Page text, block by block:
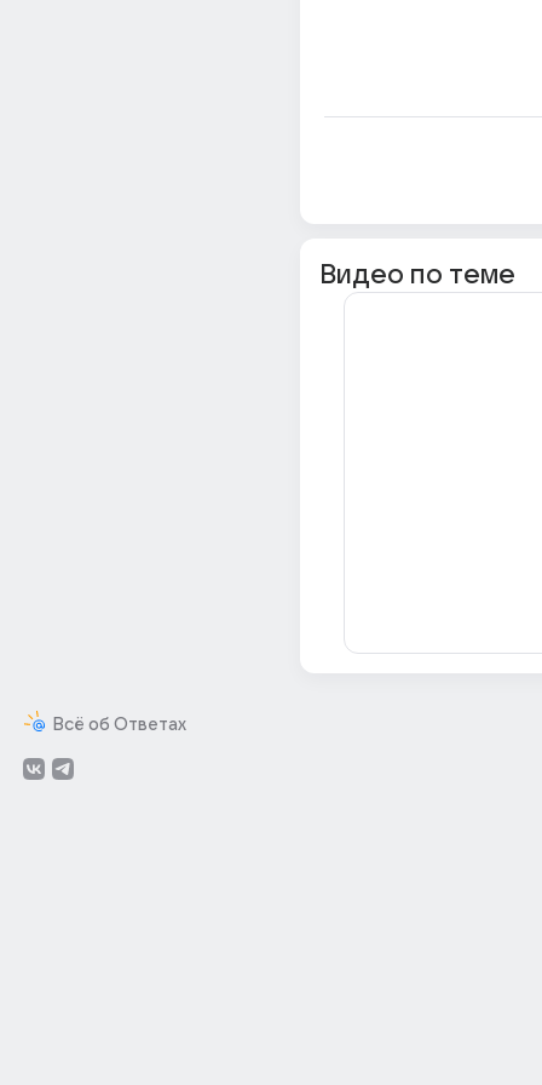
Всё об Ответах
Видео по теме